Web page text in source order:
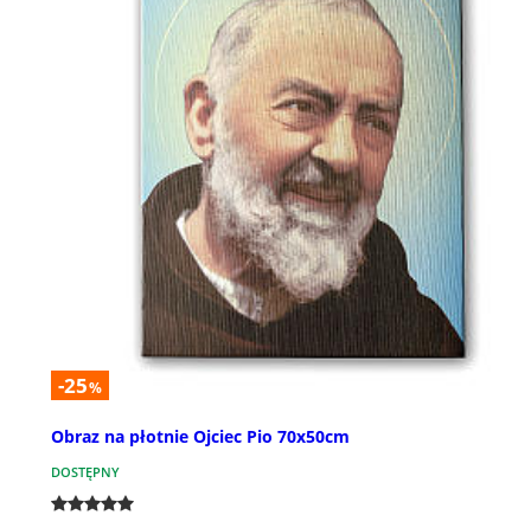
-25%
Obraz na płotnie Ojciec Pio 70x50cm
DOSTĘPNY